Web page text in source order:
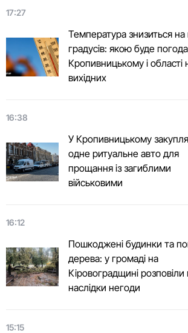
17:27
Температура знизиться на
градусів: якою буде
Кропивницькому і області
вихідних
16:38
У Кропивницькому
одне ритуальне авто для
прощання із загиблими
військовими
16:12
Пошкоджені будинки та
дерева: у громаді на
Кіровоградщині розповіли
наслідки негоди
15:15